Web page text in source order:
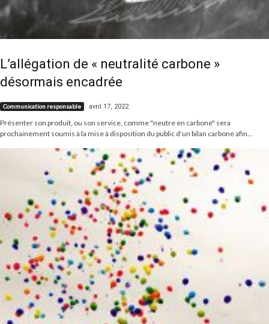
L’allégation de « neutralité carbone »
désormais encadrée
Communication responsable avril 17, 2022
Présenter son produit, ou son service, comme "neutre en carbone" sera
prochainement soumis à la mise à disposition du public d'un bilan carbone afin...